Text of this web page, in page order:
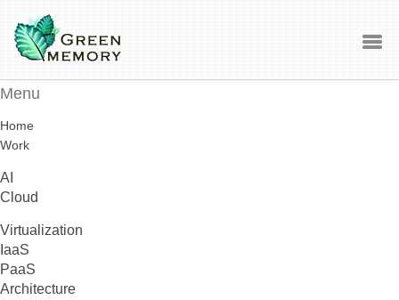
Menu
Home
Work
AI
Cloud
Virtualization
IaaS
PaaS
Architecture